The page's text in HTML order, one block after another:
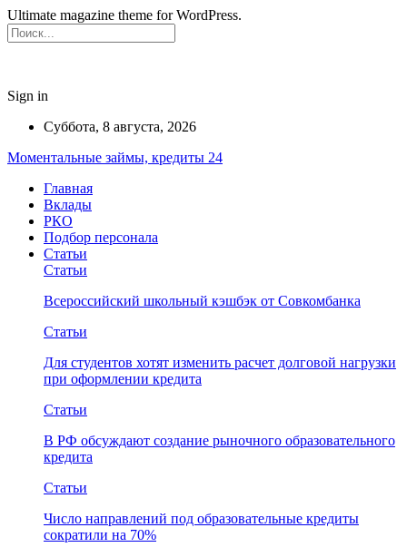
Ultimate magazine theme for WordPress.
Sign in
Суббота, 8 августа, 2026
Моментальные займы, кредиты 24
Главная
Вклады
РКО
Подбор персонала
Статьи
Статьи
Всероссийский школьный кэшбэк от Совкомбанка
Статьи
Для студентов хотят изменить расчет долговой нагрузки
при оформлении кредита
Статьи
В РФ обсуждают создание рыночного образовательного
кредита
Статьи
Число направлений под образовательные кредиты
сократили на 70%